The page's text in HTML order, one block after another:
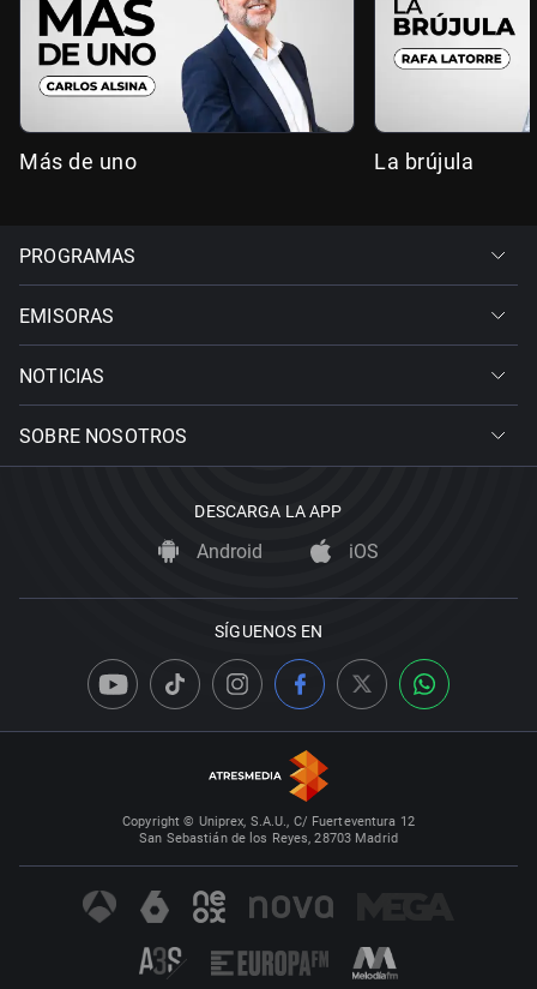
Más de uno La brújula
PROGRAMAS
EMISORAS
NOTICIAS
SOBRE NOSOTROS
DESCARGA LA APP
Android iOS
SÍGUENOS EN
Copyright © Uniprex, S.A.U., C/ Fuerteventura 12
San Sebastián de los Reyes, 28703 Madrid